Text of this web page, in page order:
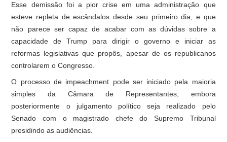
Esse demissão foi a pior crise em uma administração que
esteve repleta de escândalos desde seu primeiro dia, e que
não parece ser capaz de acabar com as dúvidas sobre a
capacidade de Trump para dirigir o governo e iniciar as
reformas legislativas que propôs, apesar de os republicanos
controlarem o Congresso.
O processo de impeachment pode ser iniciado pela maioria
simples da Câmara de Representantes, embora
posteriormente o julgamento político seja realizado pelo
Senado com o magistrado chefe do Supremo Tribunal
presidindo as audiências.